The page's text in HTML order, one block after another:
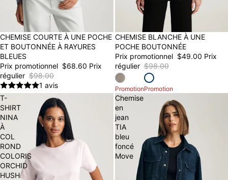
30% OFF
CHEMISE COURTE À UNE POCHE
ET BOUTONNÉE À RAYURES
BLEUES
Prix promotionnel $68.60 Prix
régulier $98.00
1 avis
50% OFF
CHEMISE BLANCHE À UNE
POCHE BOUTONNÉE
Prix promotionnel $49.00 Prix
régulier $98.00
PromotionPromotion
T-
SHIRT
NINA
À
COL
ROND
COLORIS
ORCHID
HUSH
Chemise
en
jean
TIA
bleu
foncé
Move